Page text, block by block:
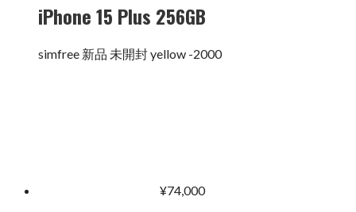
iPhone 15 Plus 256GB
simfree 新品 未開封 yellow -2000
¥74,000